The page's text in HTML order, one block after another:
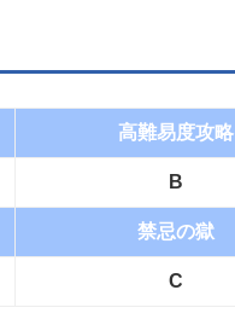
高難易度攻略
B
禁忌の獄
C